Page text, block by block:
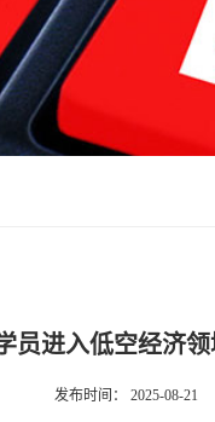
员进入低空经济
发布时间： 2025-08-21